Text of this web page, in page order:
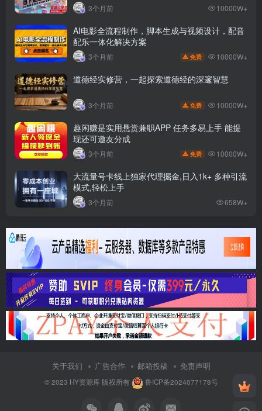
3个月前 10000W+
AI电影全流程制作，脚本生成与视频设计，配音
配乐一体化解决方案
3个月前 免费 10000W+
道德经实修营，一起探索道德经的深邃智慧
3个月前 免费 10000W+
趣闲赚是实用悬赏兼职APP 任务多易上手 能提
现还可邀友分成
3个月前 免费 10000W+
大流量号卡线上独家代理掘金,日入1k+ 多种引流
模式,轻松上手
3个月前 658W+
关于我们 广告合作 邮箱投稿 免责声明
© 2023 HY资源库版权所有 鲁ICP备2024077178号